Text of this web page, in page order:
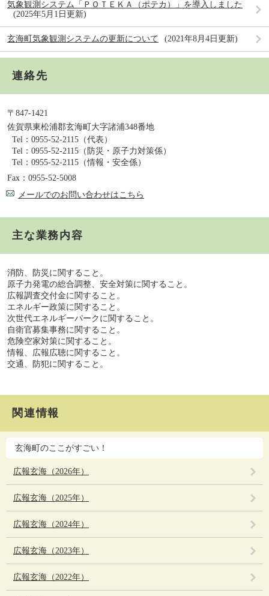
気象観測システム「ＰＯＴＥＫＡ（ポテカ）」を導入しました
2025年5月1日更新
玄海町気象観測システムの更新について 2021年8月4日更新
連絡先
〒847-1421
佐賀県東松浦郡玄海町大字諸浦348番地
Tel：0955-52-2115 （代表）
Tel：0955-52-2115 （防災・原子力対策係）
Tel：0955-52-2115 （情報・安全係）
Fax：0955-52-5008
メールでのお問い合わせはこちら
主な業務内容
消防、防災に関すること。
原子力発電の総合調整、安全対策に関すること。
広報調査交付金に関すること。
エネルギー政策に関すること。
次世代エネルギーパークに関すること。
自衛官募集事務に関すること。
危険空家対策に関すること。
情報、広報広聴に関すること。
交通、防犯に関すること。
関連情報
玄海町のここがすごい！
広報玄海（2026年）
広報玄海（2025年）
広報玄海（2024年）
広報玄海（2023年）
広報玄海（2022年）